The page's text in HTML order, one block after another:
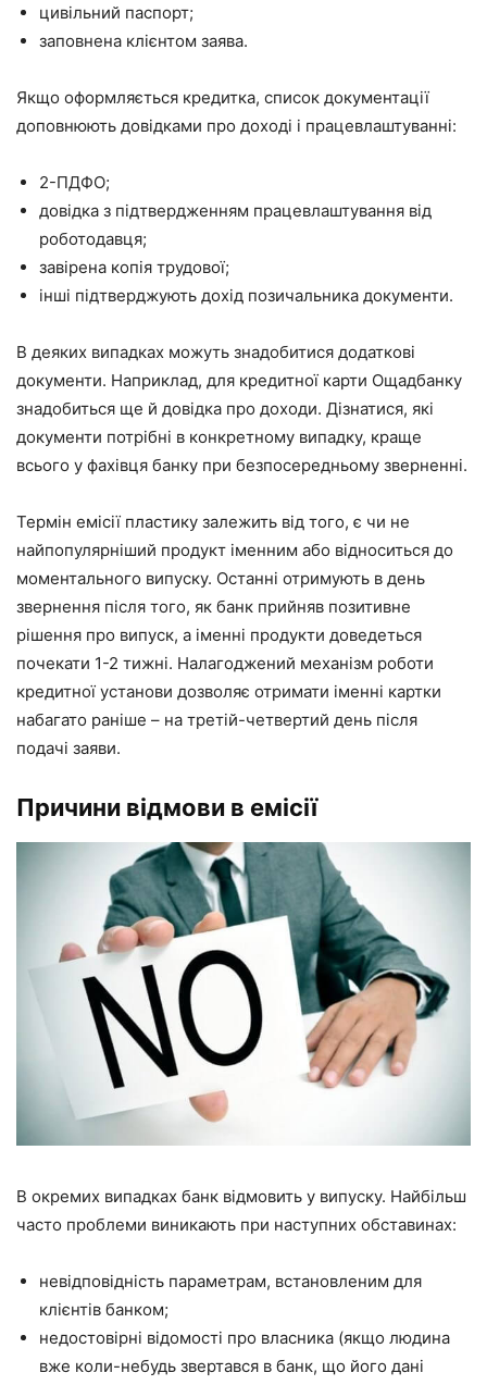
цивільний паспорт;
заповнена клієнтом заява.
Якщо оформляється кредитка, список документації
доповнюють довідками про доході і працевлаштуванні:
2-ПДФО;
довідка з підтвердженням працевлаштування від
роботодавця;
завірена копія трудової;
інші підтверджують дохід позичальника документи.
В деяких випадках можуть знадобитися додаткові
документи. Наприклад, для кредитної карти Ощадбанку
знадобиться ще й довідка про доходи. Дізнатися, які
документи потрібні в конкретному випадку, краще
всього у фахівця банку при безпосередньому зверненні.
Термін емісії пластику залежить від того, є чи не
найпопулярніший продукт іменним або відноситься до
моментального випуску. Останні отримують в день
звернення після того, як банк прийняв позитивне
рішення про випуск, а іменні продукти доведеться
почекати 1-2 тижні. Налагоджений механізм роботи
кредитної установи дозволяє отримати іменні картки
набагато раніше – на третій-четвертий день після
подачі заяви.
Причини відмови в емісії
В окремих випадках банк відмовить у випуску. Найбільш
часто проблеми виникають при наступних обставинах:
невідповідність параметрам, встановленим для
клієнтів банком;
недостовірні відомості про власника (якщо людина
вже коли-небудь звертався в банк, що його дані